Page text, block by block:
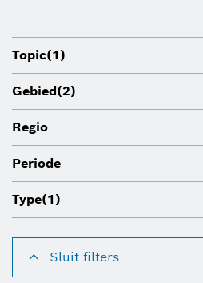
Topic(1)
Gebied(2)
Regio
Periode
Type(1)
Sluit filters